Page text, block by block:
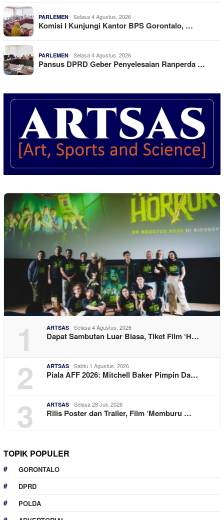
PARLEMEN Selasa 4 Agustus, 2026
Komisi I Kunjungi Kantor BPS Gorontalo, …
PARLEMEN Selasa 4 Agustus, 2026
Pansus DPRD Geber Penyelesaian Ranperda …
1 ARTSAS Selasa 4 Agustus, 2026
Dapat Sambutan Luar Biasa, Tiket Film ‘H…
2 ARTSAS Sabtu 1 Agustus, 2026
Piala AFF 2026: Mitchell Baker Pimpin Da…
3 ARTSAS Selasa 28 Juli, 2026
Rilis Poster dan Trailer, Film ‘Memburu …
TOPIK POPULER
GORONTALO
DPRD
POLDA